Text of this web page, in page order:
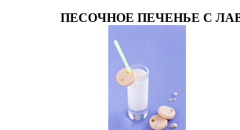
ПЕСОЧНОЕ ПЕЧЕНЬЕ С